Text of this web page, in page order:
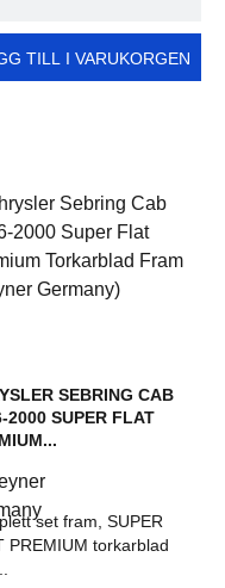
TILL I VARUKORGEN
SEBRING CAB
2000 SUPER FLAT
set fram, SUPER
PREMIUM torkarblad